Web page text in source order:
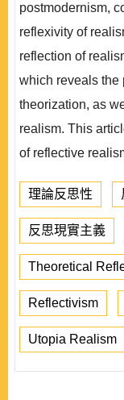
postmodernism,
reflexivity of
reflection of
which reveals the
theorization, as
realism. This
of reflective
理論反思性
反思現實主義
Theoretical
Reflectivism
Utopia Realism